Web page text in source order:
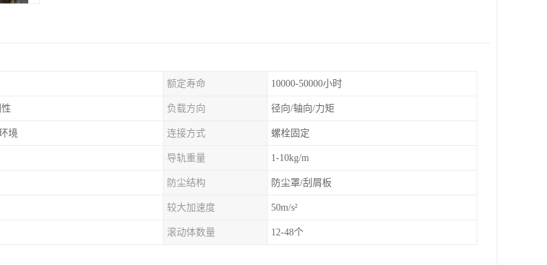
额定寿命 10000-50000小时
负载方向 径向/轴向/力矩
境 连接方式 螺栓固定
导轨重量 1-10kg/m
防尘结构 防尘罩/刮屑板
较大加速度 50m/s²
滚动体数量 12-48个